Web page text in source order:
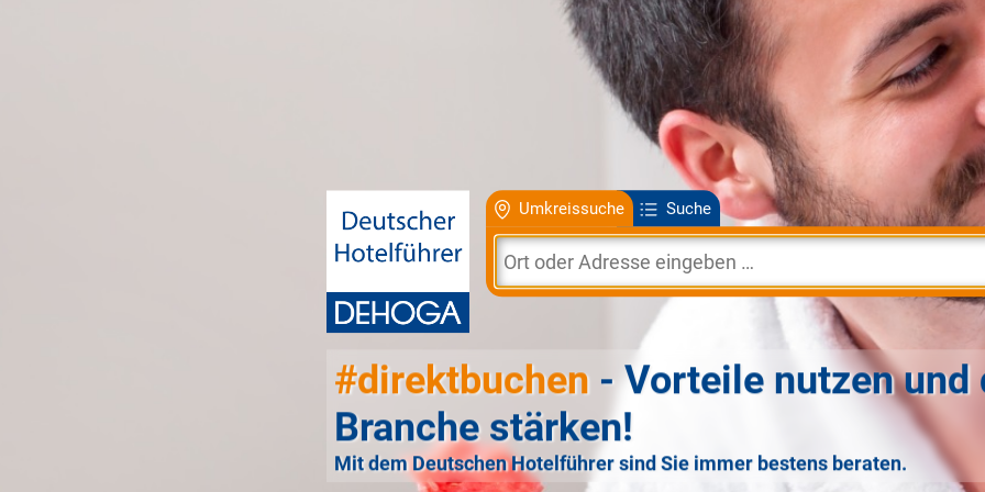
Umkreissuche Suche
#direktbuchen - Vorteile nutzen und
Branche stärken!
Mit dem Deutschen Hotelführer sind Sie immer bestens beraten.